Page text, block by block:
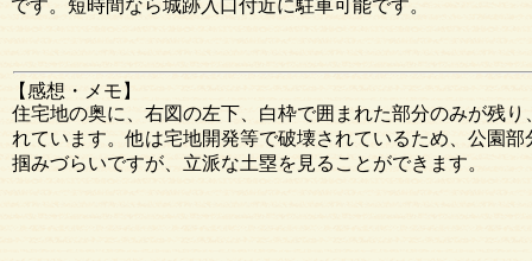
住宅地の奥に、右図の左下、白枠で囲まれた部分のみが残り
れています。他は宅地開発等で破壊されているため、公園部
掴みづらいですが、立派な土塁を見ることができます。
【感想・メモ】
です。短時間なら城跡入口付近に駐車可能です。